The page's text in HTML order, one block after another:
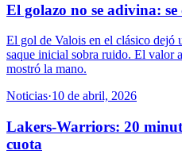
El golazo no se adivina: se
El gol de Valois en el clásico dejó
saque inicial sobra ruido. El valor
mostró la mano.
Noticias·10 de abril, 2026
Lakers-Warriors: 20
cuota